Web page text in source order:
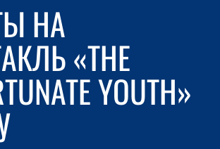
НА
«THE
YOUTH»